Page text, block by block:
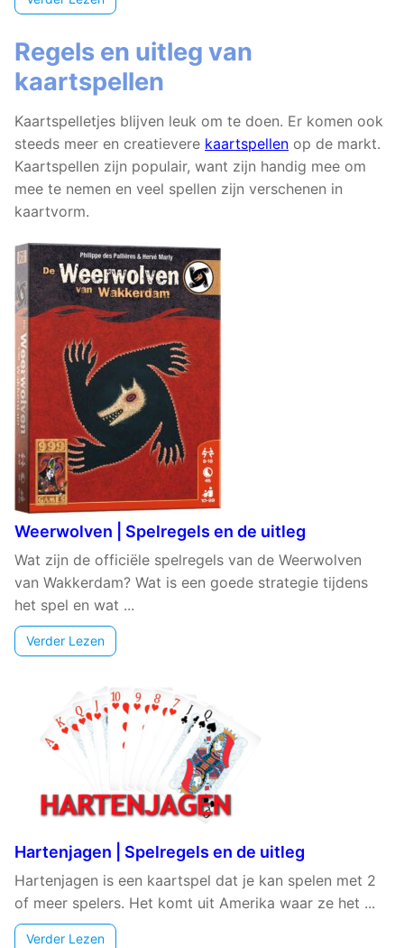
Regels en uitleg van
kaartspellen
Kaartspelletjes blijven leuk om te doen. Er komen ook
steeds meer en creatievere kaartspellen op de markt.
Kaartspellen zijn populair, want zijn handig mee om
mee te nemen en veel spellen zijn verschenen in
kaartvorm.
Weerwolven | Spelregels en de uitleg
Wat zijn de officiële spelregels van de Weerwolven
van Wakkerdam? Wat is een goede strategie tijdens
het spel en wat ...
Verder Lezen
Hartenjagen | Spelregels en de uitleg
Hartenjagen is een kaartspel dat je kan spelen met 2
of meer spelers. Het komt uit Amerika waar ze het ...
Verder Lezen